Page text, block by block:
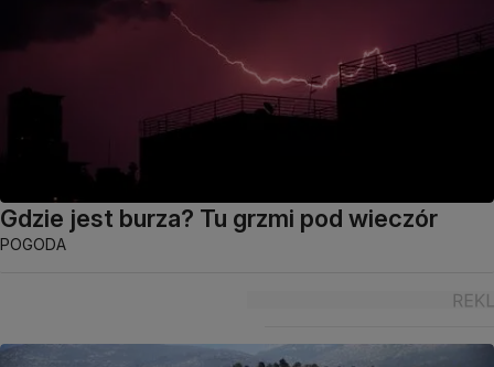
Gdzie jest burza? Tu grzmi pod wieczór
POGODA